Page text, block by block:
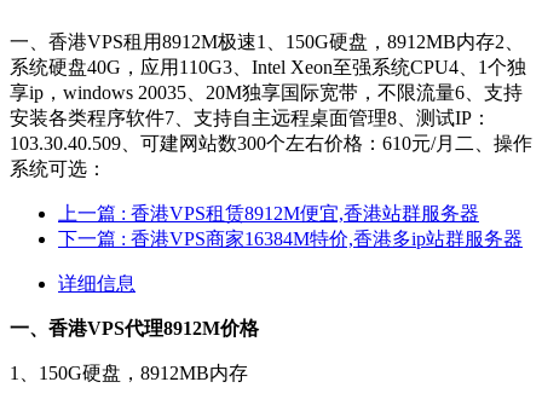
一、香港VPS租用8912M极速1、150G硬盘，8912MB内存2、
系统硬盘40G，应用110G3、Intel Xeon至强系统CPU4、1个独
享ip，windows 20035、20M独享国际宽带，不限流量6、支持
安装各类程序软件7、支持自主远程桌面管理8、测试IP：
103.30.40.509、可建网站数300个左右价格：610元/月二、操作
系统可选：
上一篇 : 香港VPS租赁8912M便宜,香港站群服务器
下一篇 : 香港VPS商家16384M特价,香港多ip站群服务器
详细信息
一、香港VPS代理8912M价格
1、150G硬盘，8912MB内存